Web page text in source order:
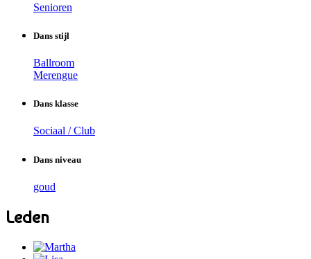
Senioren
Dans stijl
Ballroom
Merengue
Dans klasse
Sociaal / Club
Dans niveau
goud
Leden